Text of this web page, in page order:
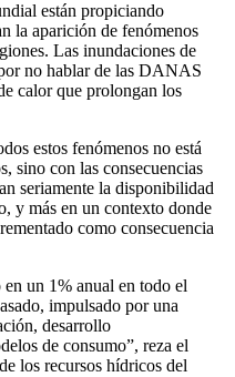
están propiciando
la aparición de fenómenos
Las inundaciones de
no hablar de las DANAS
calor que prolongan los
estos fenómenos no está
sino con las consecuencias
seriamente la disponibilidad
y más en un contexto donde
como consecuencia
en un 1% anual en todo el
impulsado por una
desarrollo
de consumo”, reza el
los recursos hídricos del